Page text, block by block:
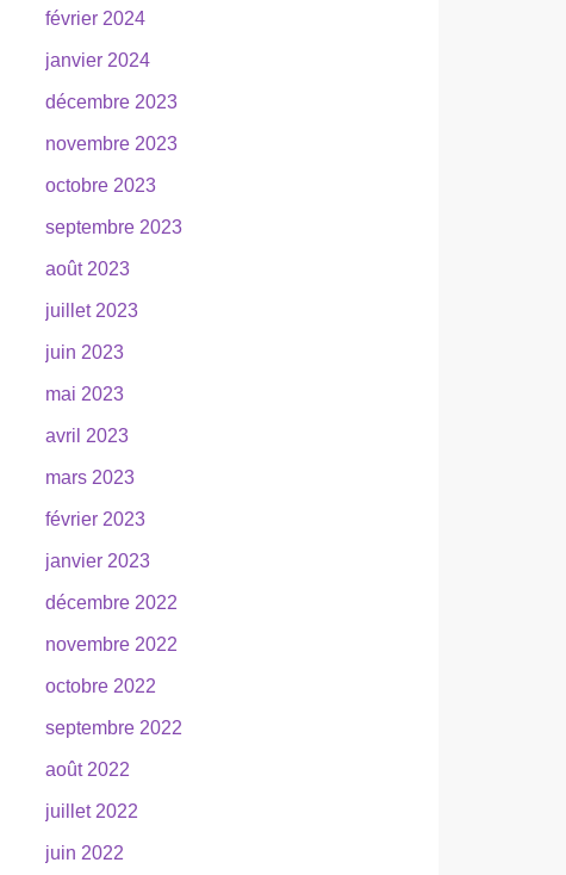
février 2024
janvier 2024
décembre 2023
novembre 2023
octobre 2023
septembre 2023
août 2023
juillet 2023
juin 2023
mai 2023
avril 2023
mars 2023
février 2023
janvier 2023
décembre 2022
novembre 2022
octobre 2022
septembre 2022
août 2022
juillet 2022
juin 2022